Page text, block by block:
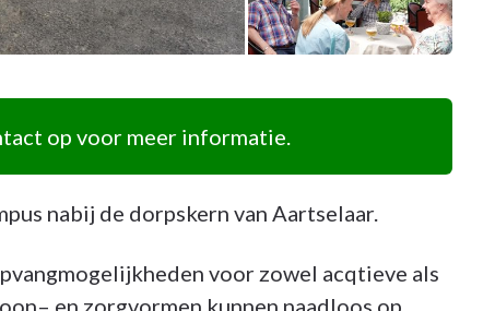
op voor meer informatie.
nabij de dorpskern van Aartselaar.
voor zowel acqtieve als
en zorgvormen kunnen naadloos op